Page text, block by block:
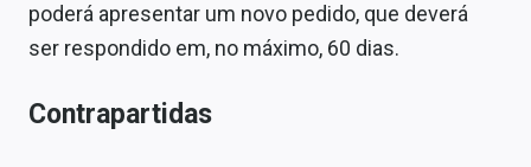
poderá apresentar um novo pedido, que deverá
ser respondido em, no máximo, 60 dias.
Contrapartidas